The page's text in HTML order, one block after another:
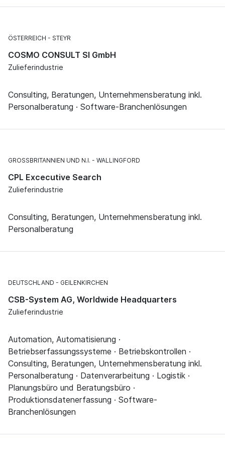
ÖSTERREICH STEYR
COSMO CONSULT SI GmbH
Zulieferindustrie
Consulting, Beratungen, Unternehmensberatung inkl.
Personalberatung · Software-Branchenlösungen
GROSSBRITANNIEN UND N.I. WALLINGFORD
CPL Excecutive Search
Zulieferindustrie
Consulting, Beratungen, Unternehmensberatung inkl.
Personalberatung
DEUTSCHLAND GEILENKIRCHEN
CSB-System AG, Worldwide Headquarters
Zulieferindustrie
Automation, Automatisierung ·
Betriebserfassungssysteme · Betriebskontrollen ·
Consulting, Beratungen, Unternehmensberatung inkl.
Personalberatung · Datenverarbeitung · Logistik ·
Planungsbüro und Beratungsbüro ·
Produktionsdatenerfassung · Software-
Branchenlösungen